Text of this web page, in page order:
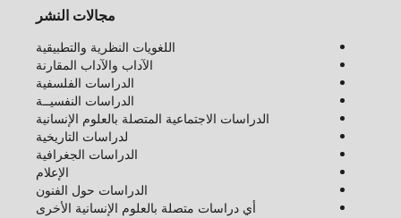
مجالات النشر
اللغويات النظرية والتطبيقية
الآداب والآداب المقارنة
الدراسات الفلسفية
الدراسات النفسيــة
الدراسات الاجتماعية المتصلة بالعلوم الإنسانية
لدراسات التاريخية
الدراسات الجغرافية
الإعلام
الدراسات حول الفنون
أي دراسات متصلة بالعلوم الإنسانية الأخرى